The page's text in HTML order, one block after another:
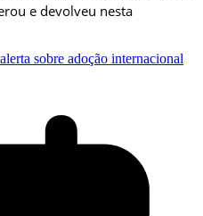
e devolveu nesta